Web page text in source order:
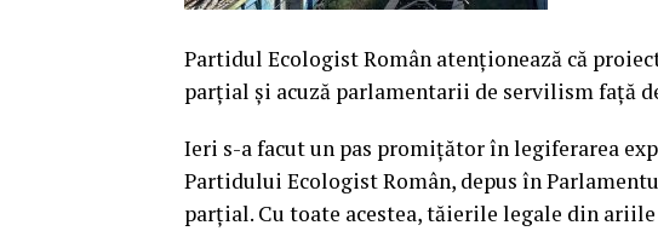
Partidul Ecologist Român atenționează că
parțial și acuză parlamentarii de servilism față
Ieri s-a facut un pas promiţător în legiferarea
Partidului Ecologist Român, depus în
parţial. Cu toate acestea, tăierile legale din